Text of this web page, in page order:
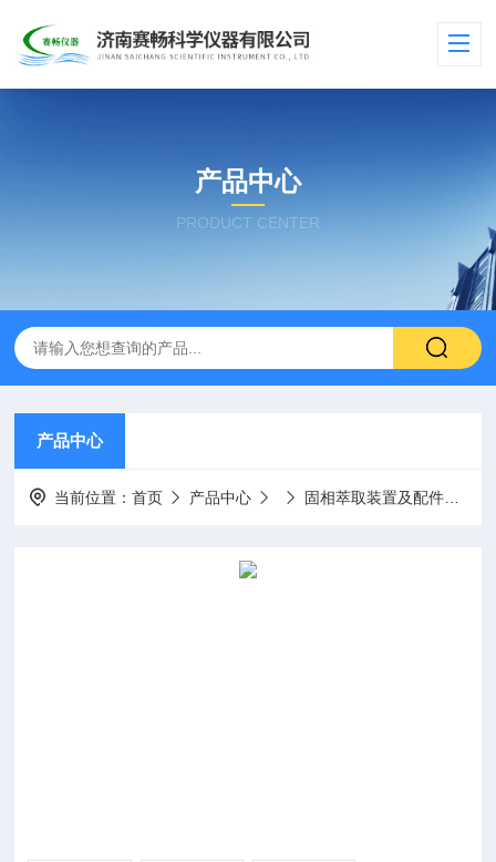
产品中心
PRODUCT CENTER
产品中心
当前位置：首页 产品中心 固相萃取装置及配件